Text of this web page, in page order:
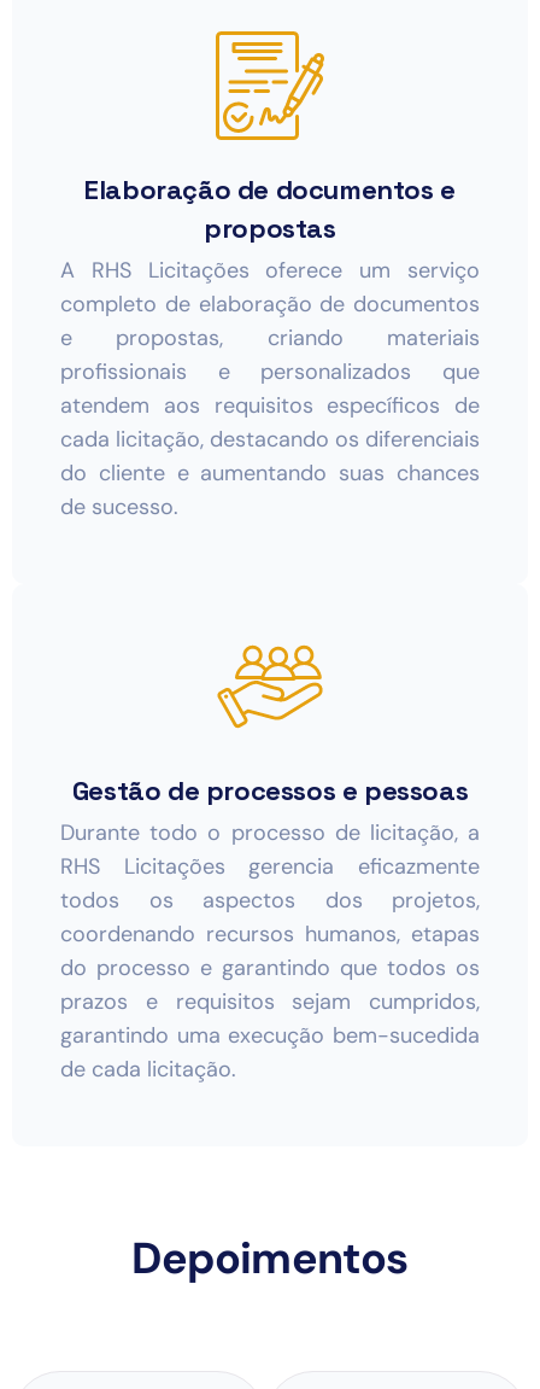
Elaboração de documentos e
propostas
A RHS Licitações oferece um serviço
completo de elaboração de documentos
e propostas, criando materiais
profissionais e personalizados que
atendem aos requisitos específicos de
cada licitação, destacando os diferenciais
do cliente e aumentando suas chances
de sucesso.
Gestão de processos e pessoas
Durante todo o processo de licitação, a
RHS Licitações gerencia eficazmente
todos os aspectos dos projetos,
coordenando recursos humanos, etapas
do processo e garantindo que todos os
prazos e requisitos sejam cumpridos,
garantindo uma execução bem-sucedida
de cada licitação.
Depoimentos